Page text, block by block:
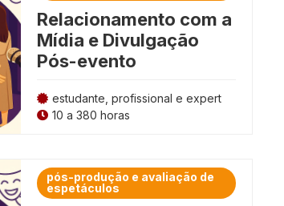
Relacionamento com a
Mídia e Divulgação
Pós-evento
estudante, profissional e expert
10 a 380 horas
pós-produção e avaliação de
espetáculos